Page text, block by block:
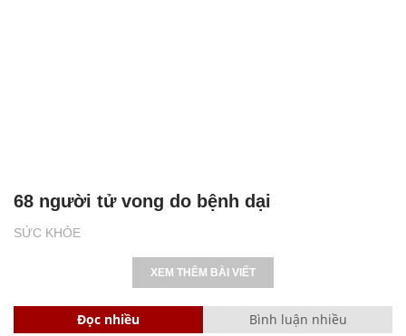
SỨC KHỎE
68 người tử vong do bệnh dại
XEM THÊM BÀI VIẾT
Đọc nhiều Bình luận nhiều